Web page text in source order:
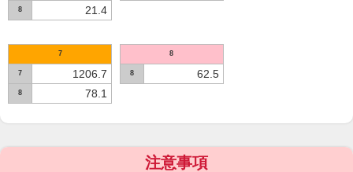
8 21.4
7
7 1206.7
8 78.1
8
8 62.5
注意事項